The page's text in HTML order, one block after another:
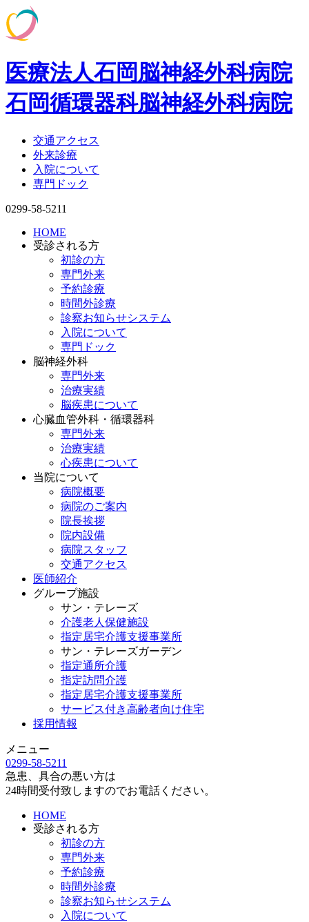
医療法人石岡脳神経外科病院
石岡循環器科脳神経外科病院
交通アクセス
外来診療
入院について
専門ドック
0299-58-5211
HOME
受診される方
初診の方
専門外来
予約診療
時間外診療
診察お知らせシステム
入院について
専門ドック
脳神経外科
専門外来
治療実績
脳疾患について
心臓血管外科・循環器科
専門外来
治療実績
心疾患について
当院について
病院概要
病院のご案内
院長挨拶
院内設備
病院スタッフ
交通アクセス
医師紹介
グループ施設
サン・テレーズ
介護老人保健施設
指定居宅介護支援事業所
サン・テレーズガーデン
指定通所介護
指定訪問介護
指定居宅介護支援事業所
サービス付き高齢者向け住宅
採用情報
メニュー
0299-58-5211
急患、具合の悪い方は
24時間受付致しますのでお電話ください。
HOME
受診される方
初診の方
専門外来
予約診療
時間外診療
診察お知らせシステム
入院について